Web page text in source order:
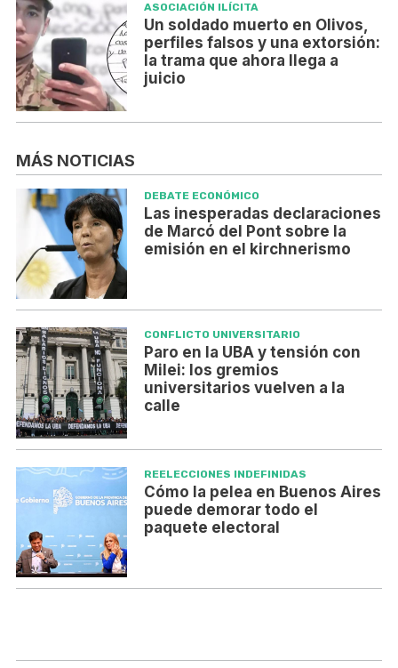
ASOCIACIÓN ILÍCITA
Un soldado muerto en Olivos,
perfiles falsos y una extorsión:
la trama que ahora llega a
juicio
MÁS NOTICIAS
DEBATE ECONÓMICO
Las inesperadas declaraciones
de Marcó del Pont sobre la
emisión en el kirchnerismo
CONFLICTO UNIVERSITARIO
Paro en la UBA y tensión con
Milei: los gremios
universitarios vuelven a la
calle
REELECCIONES INDEFINIDAS
Cómo la pelea en Buenos Aires
puede demorar todo el
paquete electoral